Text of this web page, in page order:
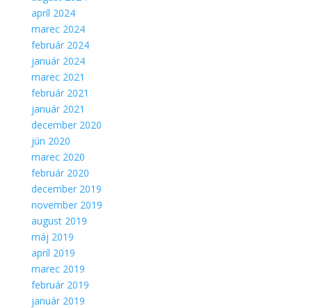
apríl 2024
marec 2024
február 2024
január 2024
marec 2021
február 2021
január 2021
december 2020
jún 2020
marec 2020
február 2020
december 2019
november 2019
august 2019
máj 2019
apríl 2019
marec 2019
február 2019
január 2019